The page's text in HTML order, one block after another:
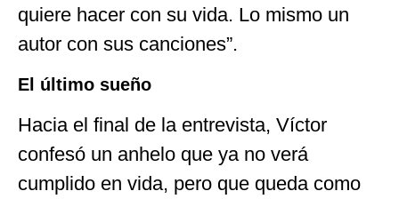
quiere hacer con su vida. Lo mismo un
autor con sus canciones”.
El último sueño
Hacia el final de la entrevista, Víctor
confesó un anhelo que ya no verá
cumplido en vida, pero que queda como